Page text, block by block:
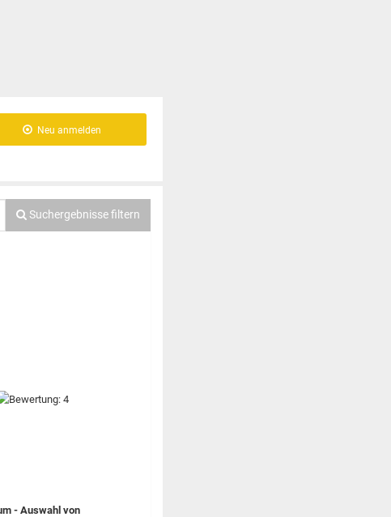
Neu anmelden
Suchergebnisse filtern
- Auswahl von